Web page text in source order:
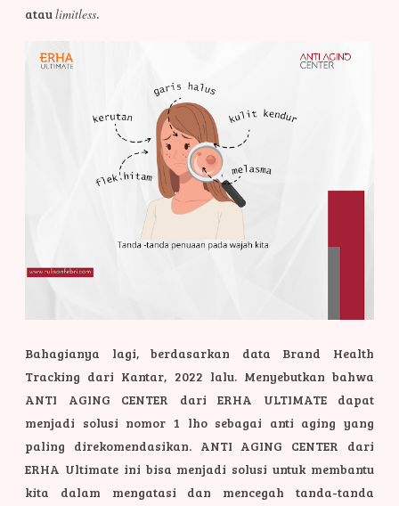
ataulimitless.
Bahagianya lagi, berdasarkan data Brand Health
Tracking dari Kantar, 2022 lalu. Menyebutkan bahwa
ANTI AGING CENTER dari ERHA ULTIMATE dapat
menjadi solusi nomor 1 lho sebagai anti aging yang
paling direkomendasikan. ANTI AGING CENTER dari
ERHA Ultimate ini bisa menjadi solusi untuk membantu
kita dalam mengatasi dan mencegah tanda-tanda